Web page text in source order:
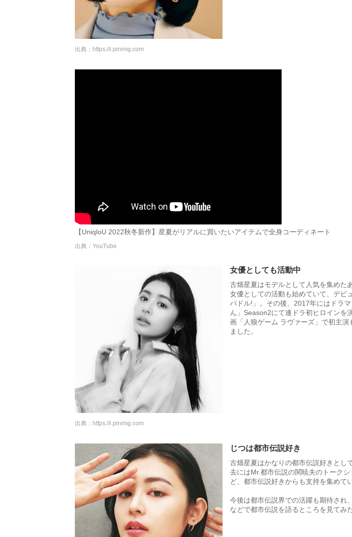
出典： https://i.pinimg.com
【UniqloU 2022秋冬新作】星夏がリアルに買いたいアイテムで全身コーディネート
出典：YouTube
女優としても活動中
古畑星夏はモデルとして人気を集めた
女優としての活動も始めていて、デビ
パドル!」。その後、2017年にはドラ
ん」Season2にて連ドラ初ヒロインを
画「人狼ゲーム ラヴァーズ」で初主演
ました。
出典： https://i.pinimg.com
じつは都市伝説好き
古畑星夏はかなりの都市伝説好きとし
去にはMr.都市伝説の関暁夫のトーク
ど、都市伝説好きからも支持を集めて
今後は都市伝説界での活躍も期待され
などで都市伝説を語るところを見てみ